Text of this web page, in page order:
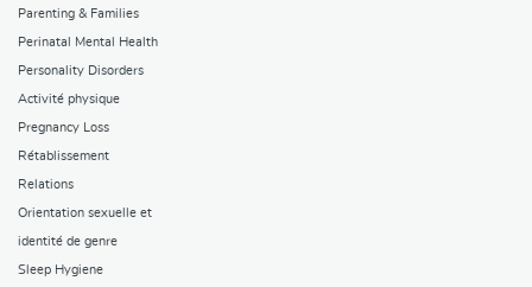
Parenting & Families
Perinatal Mental Health
Personality Disorders
Activité physique
Pregnancy Loss
Rétablissement
Relations
Orientation sexuelle et
identité de genre
Sleep Hygiene